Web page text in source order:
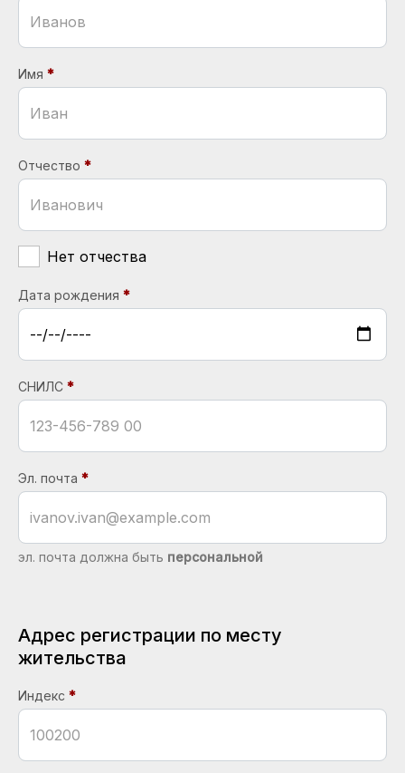
Имя
Отчество
Нет отчества
Дата рождения
СНИЛС
Эл. почта
эл. почта должна быть персональной
Адрес регистрации по месту
жительства
Индекс